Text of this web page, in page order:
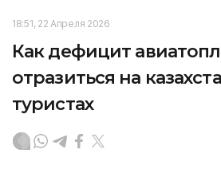
18:51, 22 Апреля 2026
Как дефицит
отразиться на
туристах